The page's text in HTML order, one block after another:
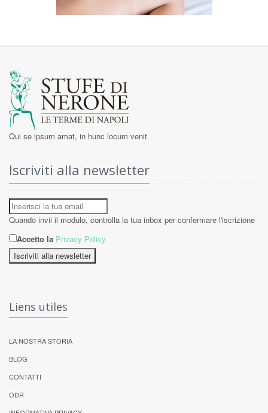
Qui se ipsum amat, in hunc locum venit
Iscriviti alla newsletter
Quando invii il modulo, controlla la tua inbox per confermare l'iscrizione
Accetto la Privacy Policy
Iscriviti alla newsletter
Liens utiles
LA NOSTRA STORIA
BLOG
CONTATTI
ODR